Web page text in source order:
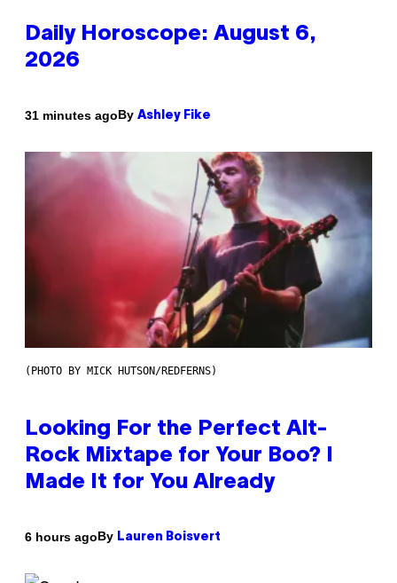
Daily Horoscope: August 6,
2026
31 minutes agoBy Ashley Fike
(PHOTO BY MICK HUTSON/REDFERNS)
Looking For the Perfect Alt-
Rock Mixtape for Your Boo? I
Made It for You Already
6 hours agoBy Lauren Boisvert